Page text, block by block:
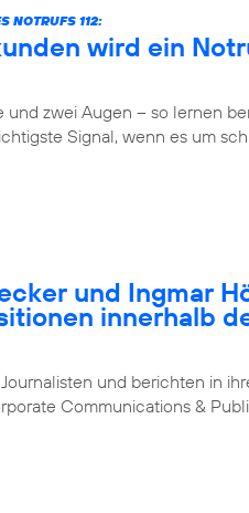
NOTRUFS 112:
wird ein
und zwei Augen – so lernen
Signal, wenn es um
und Ingmar
innerhalb
und berichten in
Communications &